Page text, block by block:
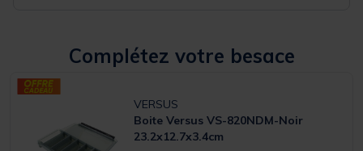
Complétez votre besace
VERSUS
Boite Versus VS-820NDM-Noir
23.2x12.7x3.4cm